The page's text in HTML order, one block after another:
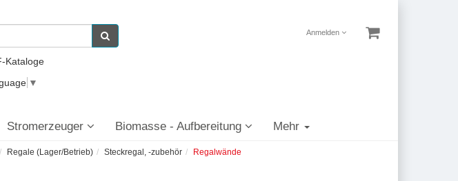
Anmelden
Kataloge
▼
Stromerzeuger Biomasse - Aufbereitung Mehr
Regale (Lager/Betrieb) Steckregal, -zubehör Regalwände